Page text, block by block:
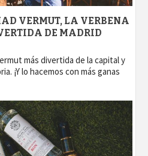
VERMUT, LA VERBENA
DE MADRID
más divertida de la capital y
¡Y lo hacemos con más ganas